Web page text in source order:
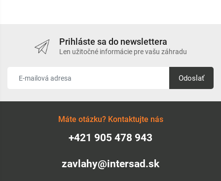
Prihláste sa do newslettera
Len užitočné informácie pre vašu záhradu
Odoslať
Máte otázku? Kontaktujte nás
+421 905 478 943
zavlahy@intersad.sk